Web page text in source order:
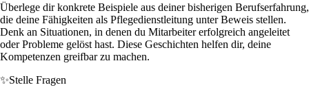
Überlege dir konkrete Beispiele aus deiner bisherigen Berufserfahrung,
die deine Fähigkeiten als Pflegedienstleitung unter Beweis stellen.
Denk an Situationen, in denen du Mitarbeiter erfolgreich angeleitet
oder Probleme gelöst hast. Diese Geschichten helfen dir, deine
Kompetenzen greifbar zu machen.
✨Stelle Fragen